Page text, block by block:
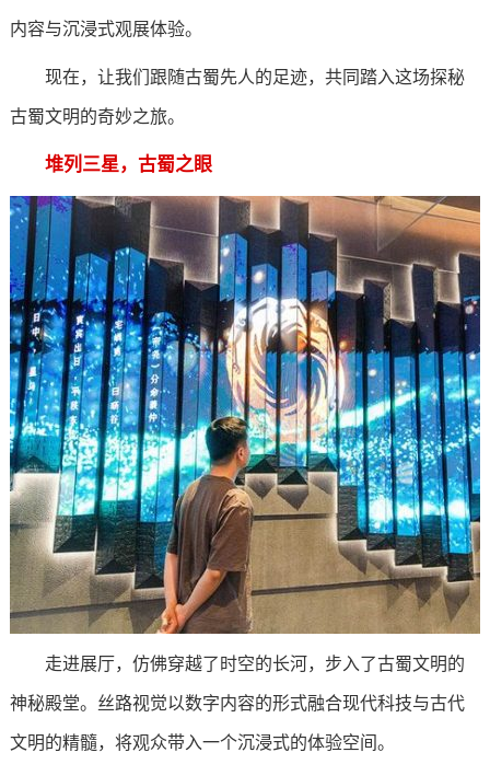
内容与沉浸式观展体验。
现在，让我们跟随古蜀先人的足迹，共同踏入这场探秘
古蜀文明的奇妙之旅。
堆列三星，古蜀之眼
走进展厅，仿佛穿越了时空的长河，步入了古蜀文明的
神秘殿堂。丝路视觉以数字内容的形式融合现代科技与古代
文明的精髓，将观众带入一个沉浸式的体验空间。